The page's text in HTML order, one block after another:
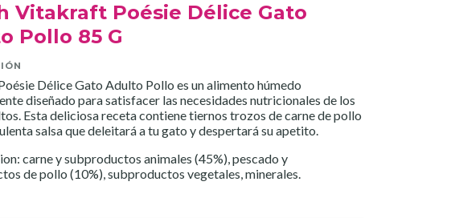
Vitakraft Poésie Délice Gato
Pollo 85 G
Délice Gato Adulto Pollo es un alimento húmedo
diseñado para satisfacer las necesidades nutricionales de los
Esta deliciosa receta contiene tiernos trozos de carne de pollo
salsa que deleitará a tu gato y despertará su apetito.
carne y subproductos animales (45%), pescado y
de pollo (10%), subproductos vegetales, minerales.